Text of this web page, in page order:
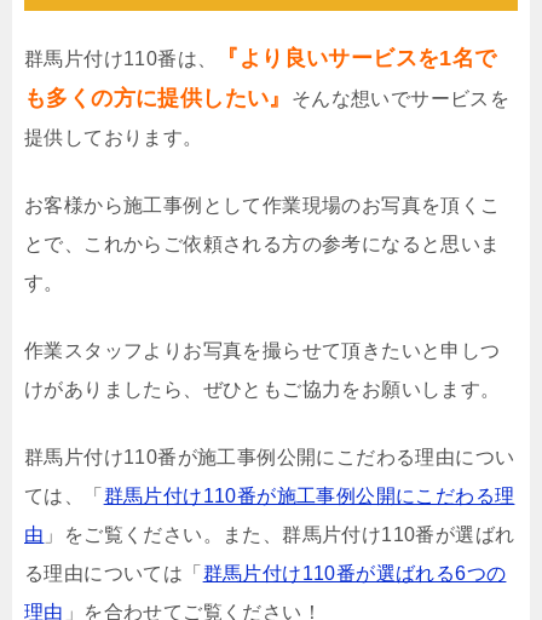
群馬片付け110番は、
『より良いサービスを1名で
も多くの方に提供したい』
そんな想いでサービスを
提供しております。
お客様から施工事例として作業現場のお写真を頂くこ
とで、これからご依頼される方の参考になると思いま
す。
作業スタッフよりお写真を撮らせて頂きたいと申しつ
けがありましたら、ぜひともご協力をお願いします。
群馬片付け110番が施工事例公開にこだわる理由につい
ては、「 群馬片付け110番が施工事例公開にこだわる理
由 」をご覧ください。また、群馬片付け110番が選ばれ
る理由については「 群馬片付け110番が選ばれる6つの
理由 」を合わせてご覧ください！